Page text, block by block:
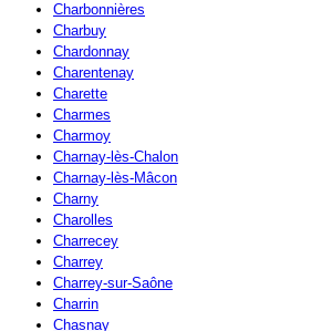
Charbonnières
Charbuy
Chardonnay
Charentenay
Charette
Charmes
Charmoy
Charnay-lès-Chalon
Charnay-lès-Mâcon
Charny
Charolles
Charrecey
Charrey
Charrey-sur-Saône
Charrin
Chasnay